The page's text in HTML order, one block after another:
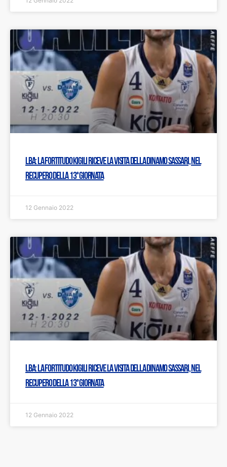
LBA: La Fortitudo Kigili riceve la visita della Dinamo Sassari, nel
recupero della 13° giornata
12 Gennaio 2022
LBA: La Fortitudo Kigili riceve la visita della Dinamo Sassari, nel
recupero della 13° giornata
12 Gennaio 2022